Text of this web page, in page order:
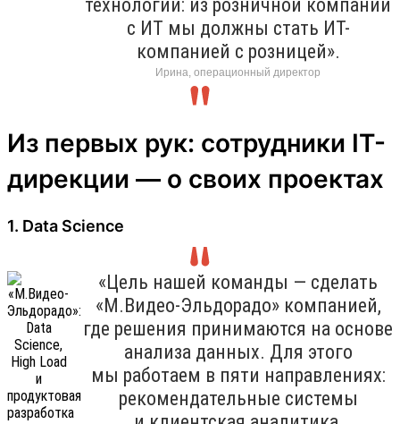
технологий: из розничной компании
с ИТ мы должны стать ИТ-
компанией с розницей».
Ирина, операционный директор
Из первых рук: сотрудники IT-
дирекции — о своих проектах
1. Data Science
«Цель нашей команды — сделать
«М.Видео-Эльдорадо» компанией,
где решения принимаются на основе
анализа данных. Для этого
мы работаем в пяти направлениях:
рекомендательные системы